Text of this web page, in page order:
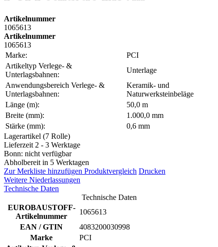
Artikelnummer
1065613
Artikelnummer
1065613
Marke:
PCI
Artikeltyp Verlege- &
Unterlagsbahnen:
Unterlage
Anwendungsbereich Verlege- &
Unterlagsbahnen:
Keramik- und
Naturwerksteinbeläge
Länge (m):
50,0 m
Breite (mm):
1.000,0 mm
Stärke (mm):
0,6 mm
Lagerartikel (7 Rolle)
Lieferzeit 2 - 3 Werktage
Bonn: nicht verfügbar
Abholbereit in 5 Werktagen
Zur Merkliste hinzufügen Produktvergleich Drucken
Weitere Niederlassungen
Technische Daten
Technische Daten
EUROBAUSTOFF-
Artikelnummer
1065613
EAN / GTIN
4083200030998
Marke
PCI